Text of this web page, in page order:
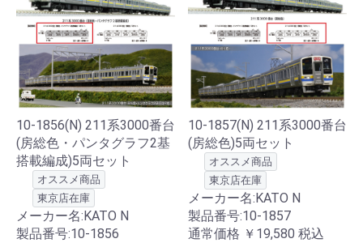
10-1856(N) 211系3000番台
(房総色・パンタグラフ2基
搭載編成)5両セット
オススメ商品
東京店在庫
メーカー名:KATO N
製品番号:10-1856
10-1857(N) 211系3000番台
(房総色)5両セット
オススメ商品
東京店在庫
メーカー名:KATO N
製品番号:10-1857
通常価格 ￥19,580 税込